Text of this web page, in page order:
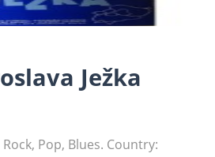
Ježka
Pop, Blues. Country: